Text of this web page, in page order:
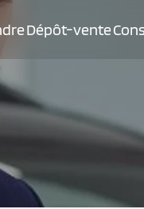
Dépôt-vente